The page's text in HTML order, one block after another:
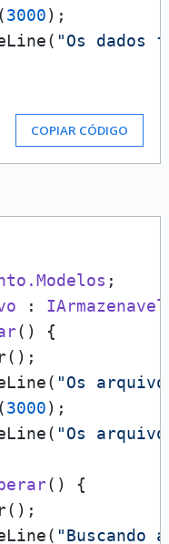
3000);
"Os dados
COPIAR CÓDIGO
: IArmazenavel
()
{
"Os
3000);
"Os
()
{
"Buscando